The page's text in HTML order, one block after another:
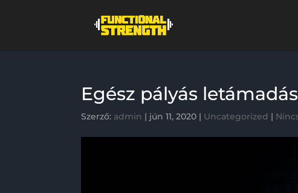
Egész pályás
Szerző: admin | jún 11, 2020 | Uncategorized |